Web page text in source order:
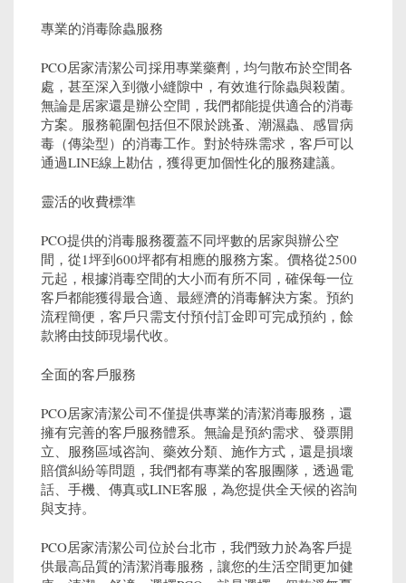
專業的消毒除蟲服務
PCO居家清潔公司採用專業藥劑，均勻散布於空間各
處，甚至深入到微小縫隙中，有效進行除蟲與殺菌。
無論是居家還是辦公空間，我們都能提供適合的消毒
方案。服務範圍包括但不限於跳蚤、潮濕蟲、感冒病
毒（傳染型）的消毒工作。對於特殊需求，客戶可以
通過LINE線上勘估，獲得更加個性化的服務建議。
靈活的收費標準
PCO提供的消毒服務覆蓋不同坪數的居家與辦公空
間，從1坪到600坪都有相應的服務方案。價格從2500
元起，根據消毒空間的大小而有所不同，確保每一位
客戶都能獲得最合適、最經濟的消毒解決方案。預約
流程簡便，客戶只需支付預付訂金即可完成預約，餘
款將由技師現場代收。
全面的客戶服務
PCO居家清潔公司不僅提供專業的清潔消毒服務，還
擁有完善的客戶服務體系。無論是預約需求、發票開
立、服務區域咨詢、藥效分類、施作方式，還是損壞
賠償糾紛等問題，我們都有專業的客服團隊，透過電
話、手機、傳真或LINE客服，為您提供全天候的咨詢
與支持。
PCO居家清潔公司位於台北市，我們致力於為客戶提
供最高品質的清潔消毒服務，讓您的生活空間更加健